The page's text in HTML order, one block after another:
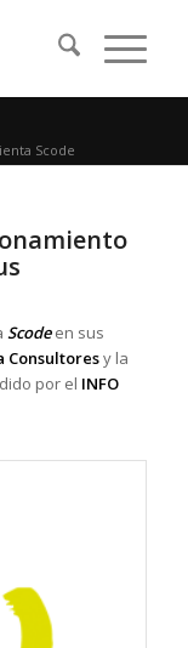
Scode
Scodeen sus
Consultoresy la
por el INFO